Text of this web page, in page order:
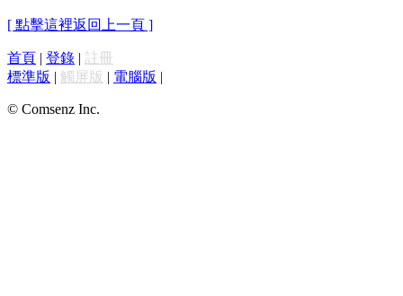
[ 點擊這裡返回上一頁 ]
首頁 | 登錄 | 註冊
標準版 | 觸屏版 | 電腦版 |
© Comsenz Inc.